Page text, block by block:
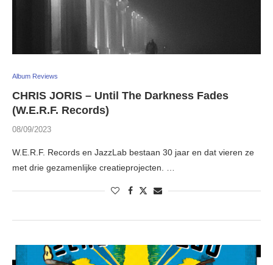
Album Reviews
CHRIS JORIS – Until The Darkness Fades
(W.E.R.F. Records)
08/09/2023
W.E.R.F. Records en JazzLab bestaan 30 jaar en dat vieren ze
met drie gezamenlijke creatieprojecten. …